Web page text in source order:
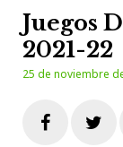
Juegos
2021-22
25 de noviembre
Facebook